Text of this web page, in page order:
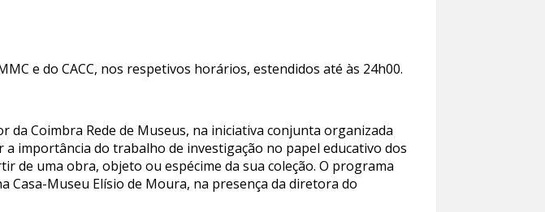
e do CACC, nos respetivos horários, estendidos até às 24h00.
Coimbra Rede de Museus, na iniciativa conjunta organizada
importância do trabalho de investigação no papel educativo dos
de uma obra, objeto ou espécime da sua coleção. O programa
Casa-Museu Elísio de Moura, na presença da diretora do